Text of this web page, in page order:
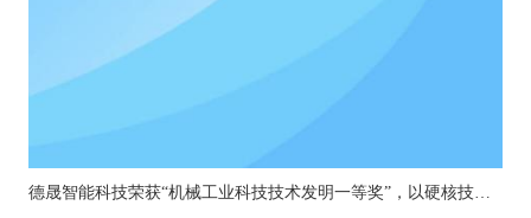
德晟智能科技荣获“机械工业科技技术发明一等奖”，以硬核技术引领机器人关节创新